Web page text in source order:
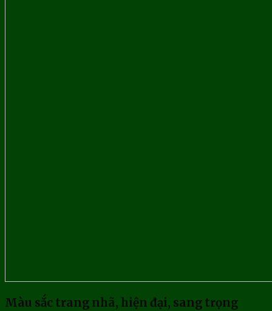
Màu sắc trang nhã, hiện đại, sang trọng